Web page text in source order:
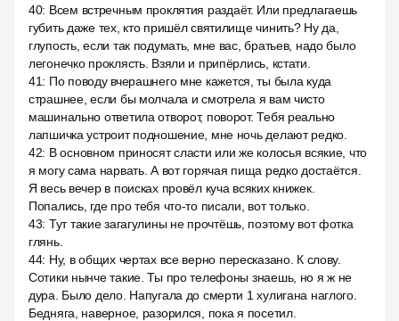
40: Всем встречным проклятия раздаёт. Или предлагаешь
губить даже тех, кто пришёл святилище чинить? Ну да,
глупость, если так подумать, мне вас, братьев, надо было
легонечко проклясть. Взяли и припёрлись, кстати.
41: По поводу вчерашнего мне кажется, ты была куда
страшнее, если бы молчала и смотрела я вам чисто
машинально ответила отворот, поворот. Тебя реально
лапшичка устроит подношение, мне ночь делают редко.
42: В основном приносят сласти или же колосья всякие, что
я могу сама нарвать. А вот горячая пища редко достаётся.
Я весь вечер в поисках провёл куча всяких книжек.
Попались, где про тебя что-то писали, вот только.
43: Тут такие загагулины не прочтёшь, поэтому вот фотка
глянь.
44: Ну, в общих чертах все верно пересказано. К слову.
Сотики нынче такие. Ты про телефоны знаешь, но я ж не
дура. Было дело. Напугала до смерти 1 хулигана наглого.
Бедняга, наверное, разорился, пока я посетил.